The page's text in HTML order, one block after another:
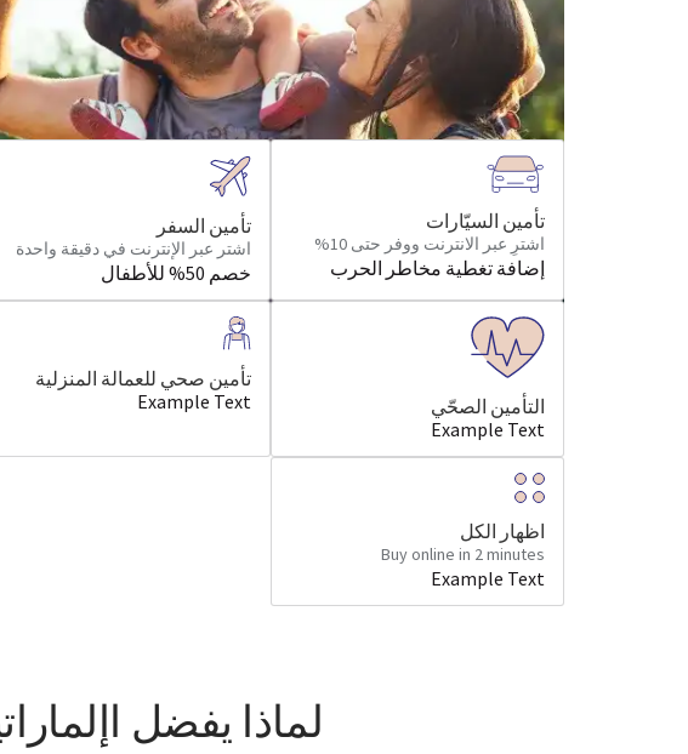
من تأمين السيارة إلى التأمين الصحي
تحت سقف واحد، براحة تامة وبأفضل مستوى
تأمين السيّارات
اشترِ عبر الانترنت ووفر حتى 10%
إضافة تغطية مخاطر الحرب
تأمين السفر
اشتر عبر الإنترنت في دقيقة واحدة
خصم 50% للأطفال
التأمين الصحّي
Example Text
تأمين صحي للعمالة المنزلية
Example Text
اظهار الكل
Buy online in 2 minutes
Example Text
لماذا يفضل